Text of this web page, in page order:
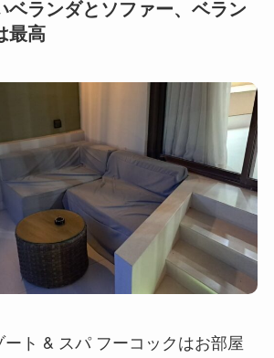
ベランダとソファー、ベラン
最高
ト & スパ フーコックはお部屋